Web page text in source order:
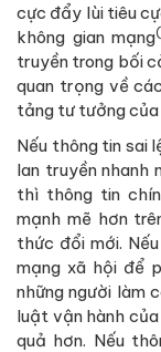
cực đẩy lùi tiêu
không gian mạng
truyền trong bối
quan trọng về
tảng tư tưởng của
Nếu thông tin sai
lan truyền nhanh
thì thông tin
mạnh mẽ hơn
thức đổi mới.
mạng xã hội để
những người làm
luật vận hành
quả hơn. Nếu